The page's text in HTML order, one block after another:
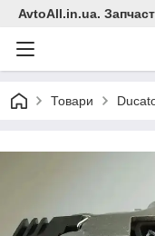
AvtoAll.in.ua.
Товари